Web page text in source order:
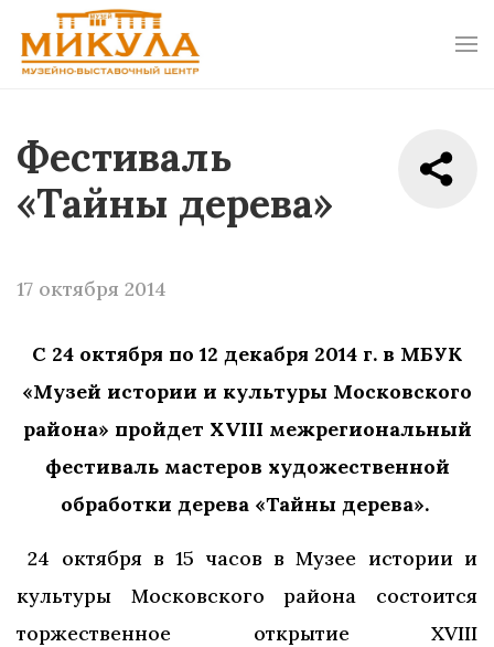
Фестиваль
«Тайны дерева»
17 октября 2014
С 24 октября по 12 декабря 2014 г. в МБУК
«Музей истории и культуры Московского
района» пройдет ХVIII межрегиональный
фестиваль мастеров художественной
обработки дерева «Тайны дерева».
24 октября в 15 часов в Музее истории и
культуры Московского района состоится
торжественное открытие ХVIII